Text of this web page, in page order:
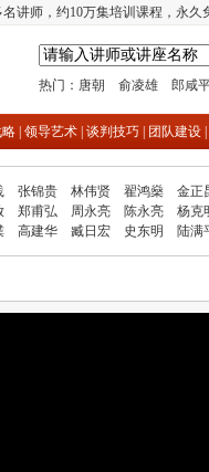
讲师，约10万集培训课程，永
热门： 唐朝 俞凌雄 郎咸
| 领导艺术| 谈判技巧| 团队建设|
张锦贵 林伟贤 翟鸿燊
金正
郑甫弘 周永亮 陈永亮
杨克
高建华 臧日宏 史东明 陆满